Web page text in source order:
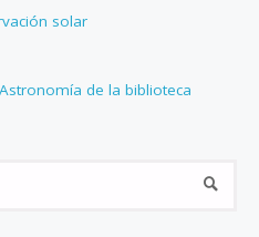
solar
de la biblioteca